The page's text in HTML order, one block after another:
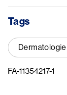
Tags
Dermatologie
FA-11354217-1